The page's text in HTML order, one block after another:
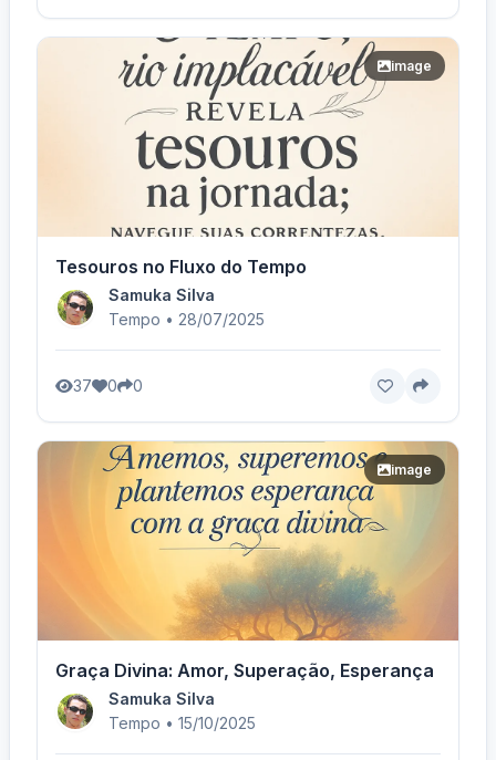
image
Tesouros no Fluxo do Tempo
Samuka Silva
Tempo • 28/07/2025
37 0 0
image
Graça Divina: Amor, Superação, Esperança
Samuka Silva
Tempo • 15/10/2025